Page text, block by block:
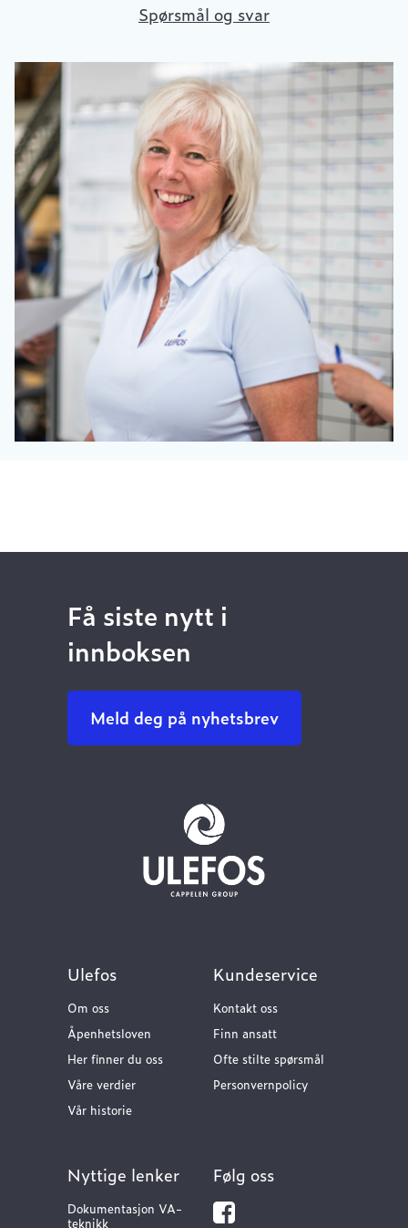
Spørsmål og svar
Få siste nytt i
innboksen
Meld deg på nyhetsbrev
Ulefos
Om oss
Åpenhetsloven
Her finner du oss
Våre verdier
Vår historie
Kundeservice
Kontakt oss
Finn ansatt
Ofte stilte spørsmål
Personvernpolicy
Nyttige lenker
Dokumentasjon VA-
teknikk
Følg oss